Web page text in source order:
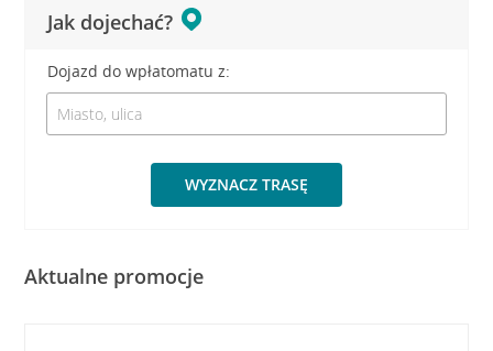
Jak dojechać?
Dojazd do wpłatomatu z:
WYZNACZ TRASĘ
Aktualne promocje